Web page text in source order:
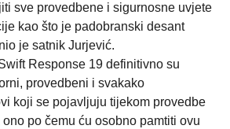
sve provedbene i sigurnosne uvjete
kao što je padobranski desant
je satnik Jurjević.
Response 19 definitivno su
provedbeni i svakako
koji se pojavljuju tijekom provedbe
po čemu ću osobno pamtiti ovu